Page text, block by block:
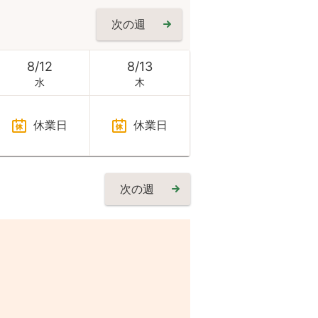
次の週
8/12
水
8/13
木
休業日 休業日
次の週